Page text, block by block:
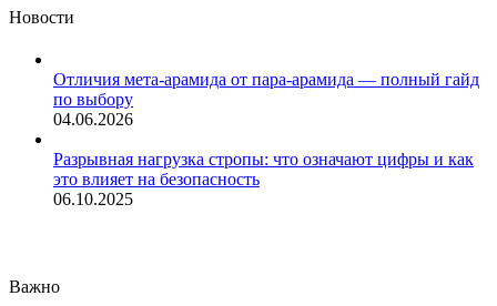
Новости
Отличия мета-арамида от пара-арамида — полный гайд
по выбору
04.06.2026
Разрывная нагрузка стропы: что означают цифры и как
это влияет на безопасность
06.10.2025
Важно